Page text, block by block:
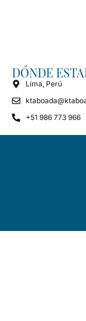
DÓNDE
Lima, Perú
+51 986 773 966